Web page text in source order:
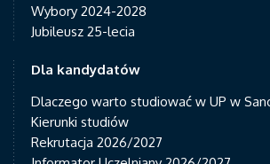
Wybory 2024-2028
Jubileusz 25-lecia
Dla kandydatów
Dlaczego warto studiować w UP w
Kierunki studiów
Rekrutacja 2026/2027